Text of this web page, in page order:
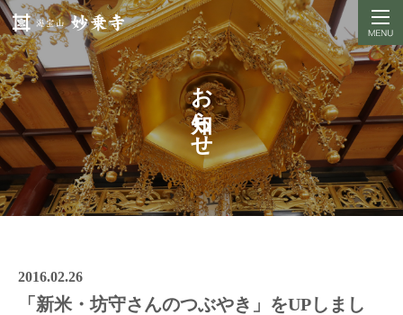
お知らせ
2016.02.26
「新米・坊守さんのつぶやき」をUPしまし